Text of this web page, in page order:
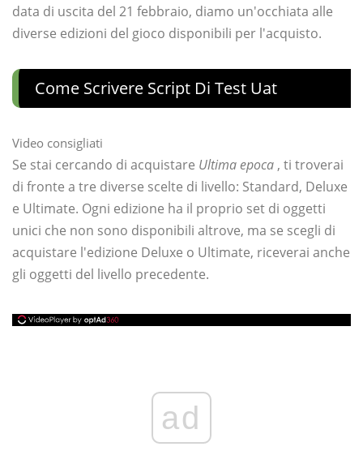
data di uscita del 21 febbraio, diamo un'occhiata alle
diverse edizioni del gioco disponibili per l'acquisto.
Come Scrivere Script Di Test Uat
Video consigliati
Se stai cercando di acquistare Ultima epoca , ti troverai
di fronte a tre diverse scelte di livello: Standard, Deluxe
e Ultimate. Ogni edizione ha il proprio set di oggetti
unici che non sono disponibili altrove, ma se scegli di
acquistare l'edizione Deluxe o Ultimate, riceverai anche
gli oggetti del livello precedente.
ad